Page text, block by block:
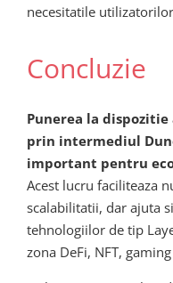
necesitatile
Concluzie
Punerea la
prin intermediul
important pentru
Acest lucru faciliteaza
scalabilitatii, dar ajuta
tehnologiilor de tip
zona DeFi, NFT,